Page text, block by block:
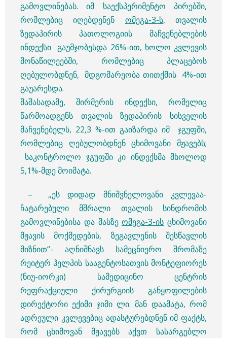
გამოვლინებას. იმ საექსპერიმენტო პირებში,
რომლებიც იღებდენენ ომეგა-3-ს, თვალის
ზედაპირის პათოლოგიის მაჩვენებლების
ინდექსი გაუმჯობესდა 26%-ით, ხოლო კვლევის
მონაწილეებში, რომლებიც პლაცებოს
ღებულობდნენ, მდგომარეობა თითქმის 4%-ით
გაუარესდა.
მაშასადამე, შირმერის ინდექსი, რომელიც
წარმოადგენს თვალის ზედაპირის სისველის
მაჩვენებელს, 22,3 %-ით გაიზარდა იმ ჯგუფში,
რომლებიც ღებულობდნენ ცხიმოვანი მჟავებს;
საკონტროლო ჯგუფში კი ინდექსმა მხოლოდ
5,1%-მდე მოიმატა.
– „ეს დიდად მნიშვნელოვანი კვლევაა-
ჩატარებული მშრალი თვალის სინდრომის
გამოვლინებისა და მასზეომეგა-3-ის ცხიმოვანი
მჟავის მოქმედების, ზეგავლენის შესწავლის
მიზნით“- აღნიშნავს სამეცნიერო შრომაზე
რეიტერ ჰელპის სააგენტოსათვის მონტეფიორეს
(ნიუ-იორკი) სამედიცინო ცენტრის
რეფრაქციული ქირურგიის განყოფილების
დირექტორი ექიმი ჯიმი ლი. მან დაამატა, რომ
ადრეული კვლევებიც ადასტურებდნენ იმ ფაქტს,
რომ ცხიმოვან მჟავებს აქვთ სასარგებლო